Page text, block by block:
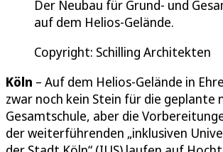
Der Neubau für Grund- und
auf dem Helios-Gelände.
Copyright: Schilling Architekten
Köln – Auf dem Helios-Gelände in
zwar noch kein Stein für die geplante
Gesamtschule, aber die
der weiterführenden „inklusiven